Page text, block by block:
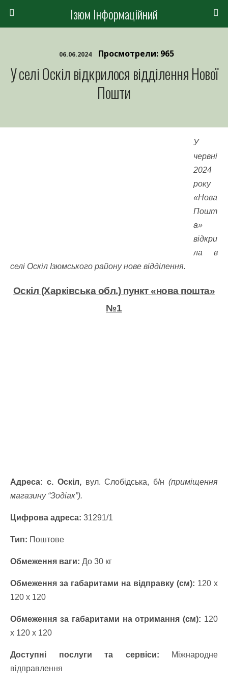
Ізюм Інформаційний
06.06.2024 Просмотрели: 965
У селі Оскіл відкрилося відділення Нової
Пошти
У
червні
2024
року
«Нова
Пошт
а»
відкри
ла в
селі Оскіл Ізюмського району нове відділення.
Оскіл (Харківська обл.) пункт «нова пошта»
№1
Адреса: с. Оскіл,вул. Слобідська, б/н(приміщення
магазину “Зодіак”).
Цифрова адреса: 31291/1
Тип: Поштове
Обмеження ваги: До 30 кг
Обмеження за габаритами на відправку (см): 120 x
120 x 120
Обмеження за габаритами на отримання (см): 120
x 120 x 120
Доступні послуги та сервіси:
Міжнародне
відправлення